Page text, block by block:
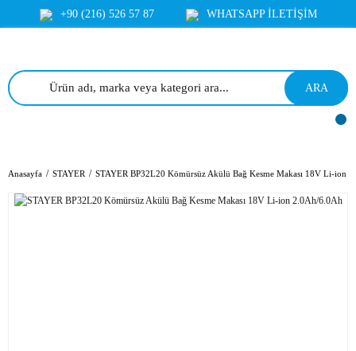
+90 (216) 526 57 87 WHATSAPP İLETİŞİM
ARA
Anasayfa STAYER STAYER BP32L20 Kömürsüz Akülü Bağ Kesme Makası 18V Li-ion